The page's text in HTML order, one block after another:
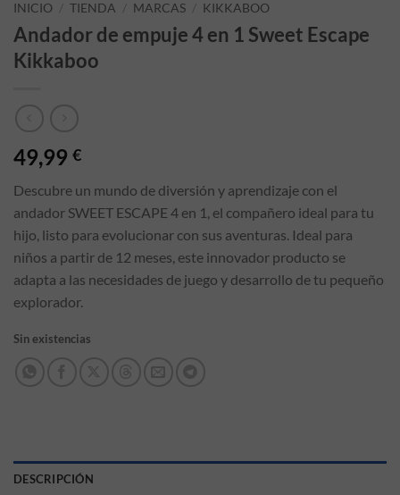
INICIO / TIENDA / MARCAS / KIKKABOO
Andador de empuje 4 en 1 Sweet Escape
Kikkaboo
49,99 €
Descubre un mundo de diversión y aprendizaje con el
andador SWEET ESCAPE 4 en 1, el compañero ideal para tu
hijo, listo para evolucionar con sus aventuras. Ideal para
niños a partir de 12 meses, este innovador producto se
adapta a las necesidades de juego y desarrollo de tu pequeño
explorador.
Sin existencias
DESCRIPCIÓN